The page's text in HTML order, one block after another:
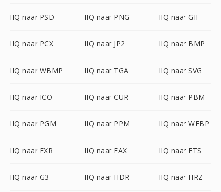
IIQ naar PSD IIQ naar PNG IIQ naar GIF
IIQ naar PCX IIQ naar JP2 IIQ naar BMP
IIQ naar WBMP IIQ naar TGA IIQ naar SVG
IIQ naar ICO IIQ naar CUR IIQ naar PBM
IIQ naar PGM IIQ naar PPM IIQ naar WEBP
IIQ naar EXR IIQ naar FAX IIQ naar FTS
IIQ naar G3 IIQ naar HDR IIQ naar HRZ